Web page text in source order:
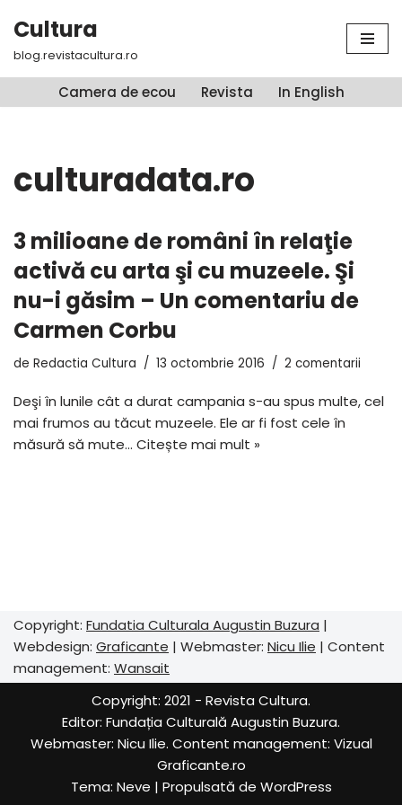
Sari
conținut
Cultura
blog.revistacultura.ro
Camera de ecou Revista In English
culturadata.ro
3 milioane de români în relaţie
activă cu arta şi cu muzeele. Şi
nu-i găsim – Un comentariu de
Carmen Corbu
de Redactia Cultura 13 octombrie 2016 2 comentarii
Deşi în lunile cât a durat campania s-au spus multe, cel
mai frumos au tăcut muzeele. Ele ar fi fost cele în
măsură să mute… Citește mai mult »
Copyright: Fundatia Culturala Augustin Buzura |
Webdesign: Graficante | Webmaster: Nicu Ilie | Content
management: Wansait
Copyright: 2021 - Revista Cultura.
Editor: Fundația Culturală Augustin Buzura.
Webmaster: Nicu Ilie. Content management: Vizual
Graficante.ro
Tema: Neve | Propulsată de WordPress